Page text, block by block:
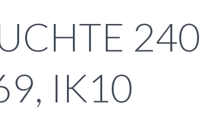
IK10